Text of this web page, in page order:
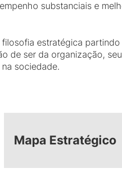
substanciais e
estratégica partindo
de ser da organização,
sociedade.
Mapa Estratégico